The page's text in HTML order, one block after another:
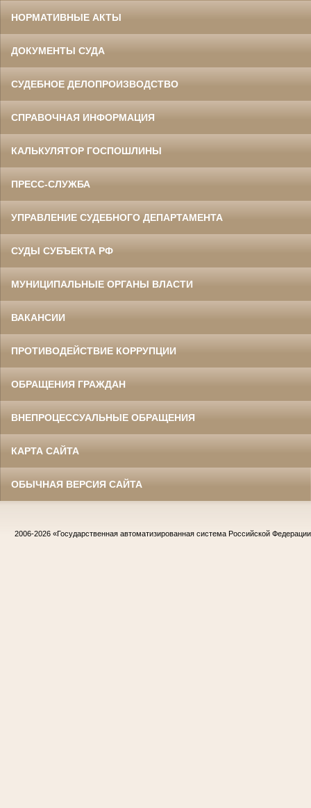
НОРМАТИВНЫЕ АКТЫ
ДОКУМЕНТЫ СУДА
СУДЕБНОЕ ДЕЛОПРОИЗВОДСТВО
СПРАВОЧНАЯ ИНФОРМАЦИЯ
КАЛЬКУЛЯТОР ГОСПОШЛИНЫ
ПРЕСС-СЛУЖБА
УПРАВЛЕНИЕ СУДЕБНОГО ДЕПАРТАМЕНТА
СУДЫ СУБЪЕКТА РФ
МУНИЦИПАЛЬНЫЕ ОРГАНЫ ВЛАСТИ
ВАКАНСИИ
ПРОТИВОДЕЙСТВИЕ КОРРУПЦИИ
ОБРАЩЕНИЯ ГРАЖДАН
ВНЕПРОЦЕССУАЛЬНЫЕ ОБРАЩЕНИЯ
КАРТА САЙТА
ОБЫЧНАЯ ВЕРСИЯ САЙТА
2006-2026 «Государственная автоматизированная система Российской